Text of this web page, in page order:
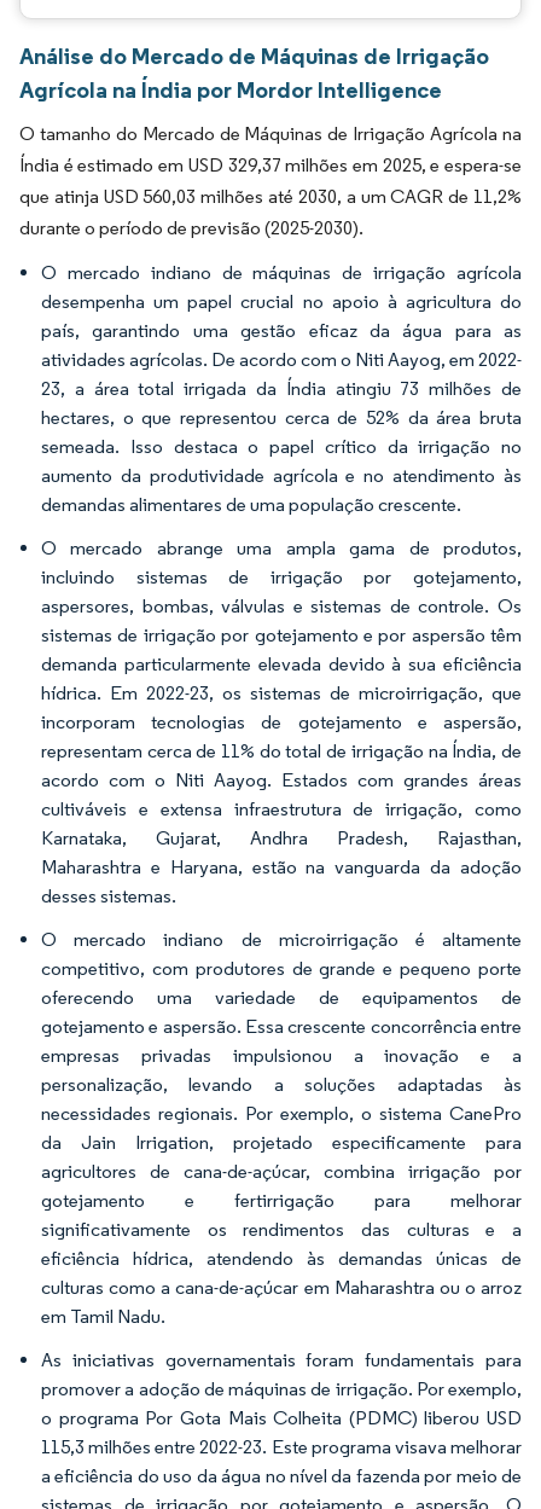
Análise do Mercado de Máquinas de Irrigação
Agrícola na Índia por Mordor Intelligence
O tamanho do Mercado de Máquinas de Irrigação Agrícola na
Índia é estimado em USD 329,37 milhões em 2025, e espera-se
que atinja USD 560,03 milhões até 2030, a um CAGR de 11,2%
durante o período de previsão (2025-2030).
O mercado indiano de máquinas de irrigação agrícola
desempenha um papel crucial no apoio à agricultura do
país, garantindo uma gestão eficaz da água para as
atividades agrícolas. De acordo com o Niti Aayog, em 2022-
23, a área total irrigada da Índia atingiu 73 milhões de
hectares, o que representou cerca de 52% da área bruta
semeada. Isso destaca o papel crítico da irrigação no
aumento da produtividade agrícola e no atendimento às
demandas alimentares de uma população crescente.
O mercado abrange uma ampla gama de produtos,
incluindo sistemas de irrigação por gotejamento,
aspersores, bombas, válvulas e sistemas de controle. Os
sistemas de irrigação por gotejamento e por aspersão têm
demanda particularmente elevada devido à sua eficiência
hídrica. Em 2022-23, os sistemas de microirrigação, que
incorporam tecnologias de gotejamento e aspersão,
representam cerca de 11% do total de irrigação na Índia, de
acordo com o Niti Aayog. Estados com grandes áreas
cultiváveis e extensa infraestrutura de irrigação, como
Karnataka, Gujarat, Andhra Pradesh, Rajasthan,
Maharashtra e Haryana, estão na vanguarda da adoção
desses sistemas.
O mercado indiano de microirrigação é altamente
competitivo, com produtores de grande e pequeno porte
oferecendo uma variedade de equipamentos de
gotejamento e aspersão. Essa crescente concorrência entre
empresas privadas impulsionou a inovação e a
personalização, levando a soluções adaptadas às
necessidades regionais. Por exemplo, o sistema CanePro
da Jain Irrigation, projetado especificamente para
agricultores de cana-de-açúcar, combina irrigação por
gotejamento e fertirrigação para melhorar
significativamente os rendimentos das culturas e a
eficiência hídrica, atendendo às demandas únicas de
culturas como a cana-de-açúcar em Maharashtra ou o arroz
em Tamil Nadu.
As iniciativas governamentais foram fundamentais para
promover a adoção de máquinas de irrigação. Por exemplo,
o programa Por Gota Mais Colheita (PDMC) liberou USD
115,3 milhões entre 2022-23. Este programa visava melhorar
a eficiência do uso da água no nível da fazenda por meio de